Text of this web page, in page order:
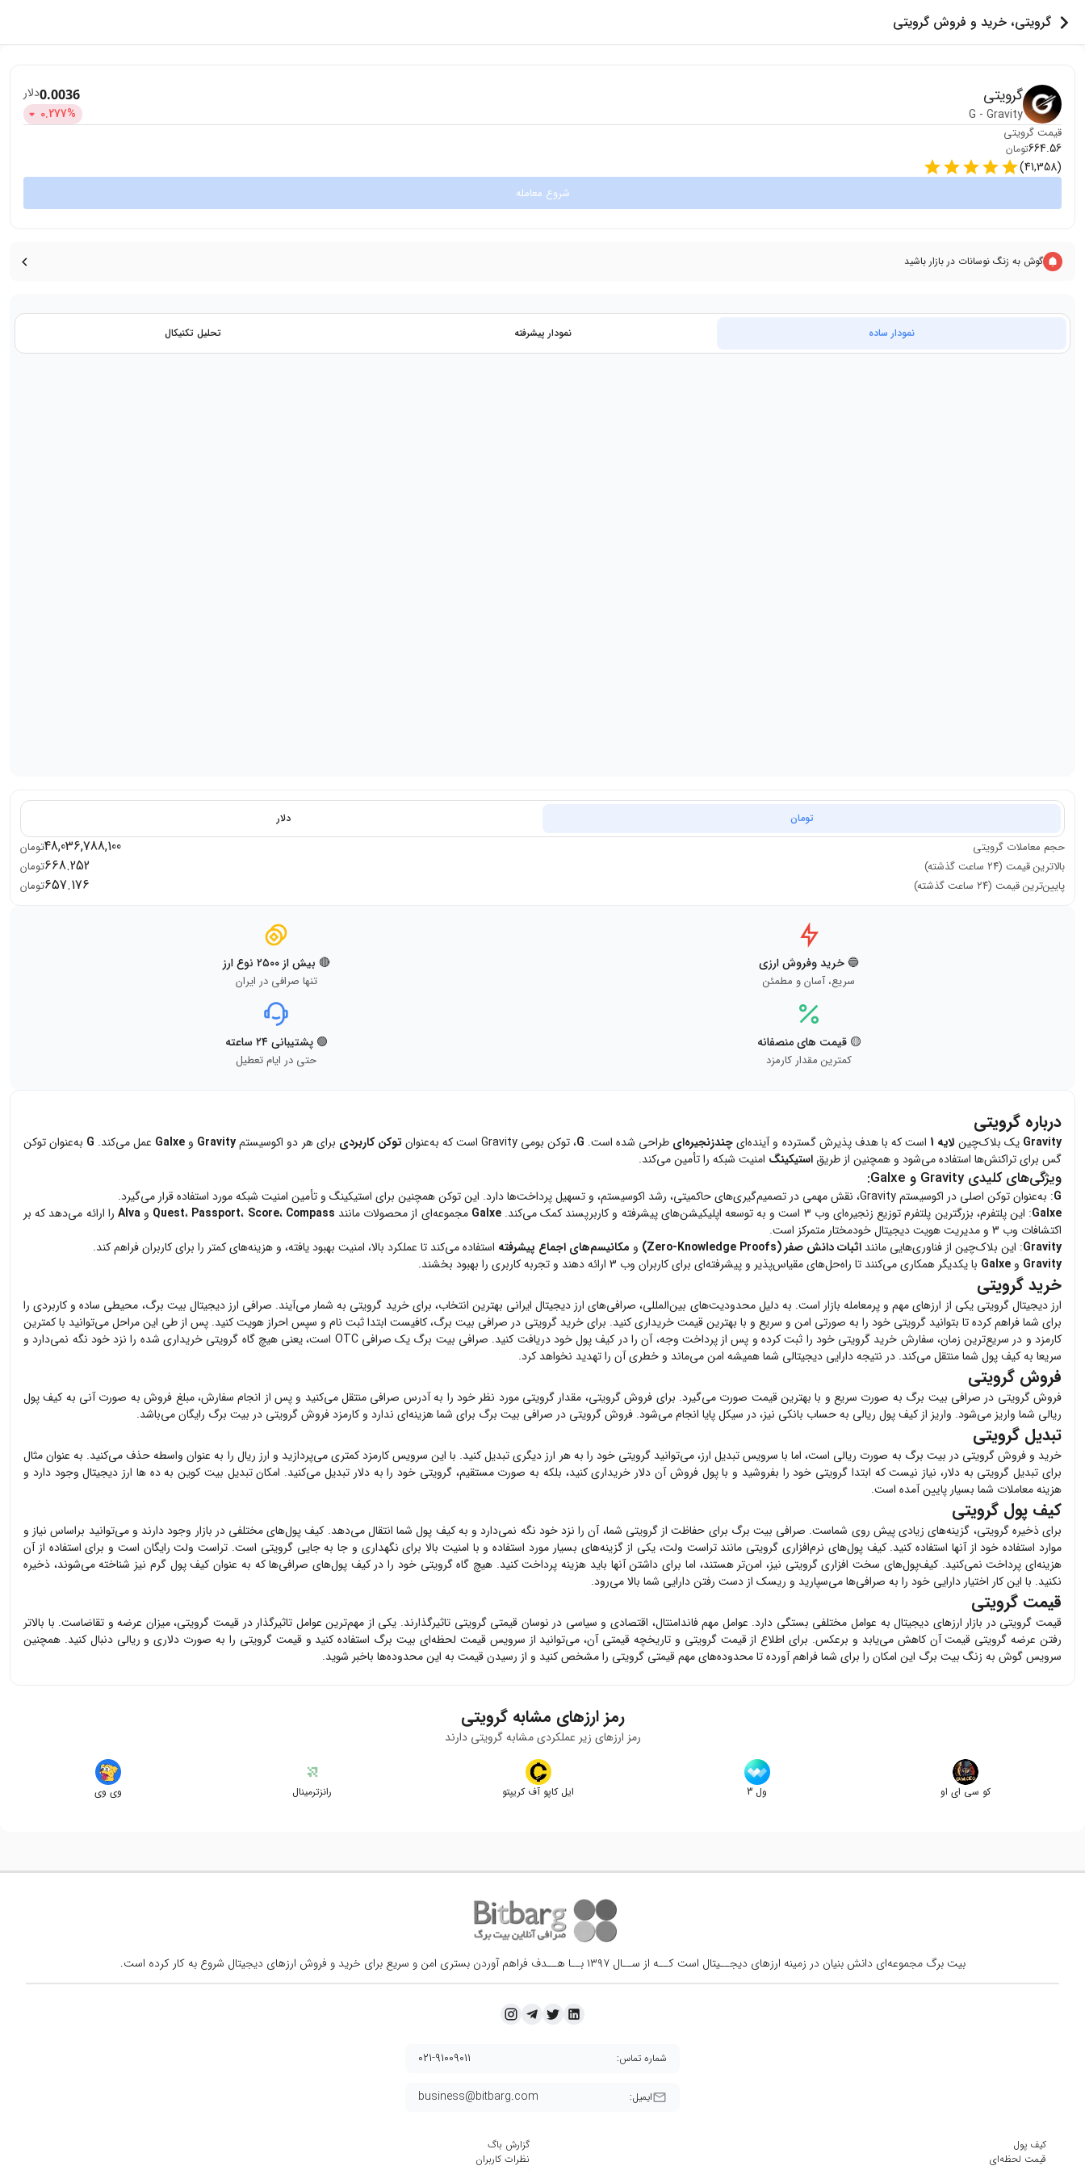
گرویتی، خرید و فروش گرویتی
گرویتی
G - Gravity
0.0036دلار
0.277%
قیمت گرویتی
664.56تومان
(
41,358
)
شروع معامله
گوش به زنگ نوسانات در بازار باشید
نمودار ساده نمودار پیشرفته تحلیل تکنیکال
تومان دلار
حجم معاملات گرویتی 48,036,788,100تومان
بالاترین قیمت (۲۴ ساعت گذشته)
668.252تومان
پایین‌ترین قیمت (۲۴ ساعت گذشته)
657.176تومان
🔵 خرید وفروش ارزی
سریع، آسان و مطمئن
🔴 بیش از ۲۵۰۰ نوع ارز
تنها صرافی در ایران
🟡 قیمت های منصفانه
کمترین مقدار کارمزد
🟢 پشتیبانی ۲۴ ساعته
حتی در ایام تعطیل
درباره گرویتی
Gravity یک بلاک‌چین لایه 1 است که با هدف پذیرش گسترده و آینده‌ایچندزنجیره‌ای طراحی شده است. G، توکن بومی Gravity است که به‌عنوان توکن کاربردی برای هر دو اکوسیستمGravity و Galxe عمل می‌کند. G به‌عنوان توکن
گس برای تراکنش‌ها استفاده می‌شود و همچنین از طریق استیکینگ امنیت شبکه را تأمین می‌کند.
ویژگی‌های کلیدی Gravity و Galxe:
G: به‌عنوان توکن اصلی در اکوسیستم Gravity، نقش مهمی در تصمیم‌گیری‌های حاکمیتی، رشد اکوسیستم، و تسهیل پرداخت‌ها دارد. این توکن همچنین برای استیکینگ و تأمین امنیت شبکه مورد استفاده قرار می‌گیرد.
Galxe: این پلتفرم، بزرگترین پلتفرم توزیع زنجیره‌ای وب 3 است و به توسعه اپلیکیشن‌های پیشرفته و کاربرپسند کمک می‌کند. Galxe مجموعه‌ای از محصولات مانند Quest، Passport، Score، Compass وAlva را ارائه می‌دهد که بر
اکتشافات وب 3 و مدیریت هویت دیجیتال خودمختار متمرکز است.
Gravity: این بلاک‌چین از فناوری‌هایی مانند اثبات دانش صفر (Zero-Knowledge Proofs) و مکانیسم‌های اجماع پیشرفته استفاده می‌کند تا عملکرد بالا، امنیت بهبود یافته، و هزینه‌های کمتر را برای کاربران فراهم کند.
Gravity و Galxe با یکدیگر همکاری می‌کنند تا راه‌حل‌های مقیاس‌پذیر و پیشرفته‌ای برای کاربران وب 3 ارائه دهند و تجربه کاربری را بهبود بخشند.
خرید گرویتی
ارز دیجیتالگرویتی یکی از ارزهای مهم و پرمعامله بازار است. به دلیل محدودیت‌های بین‌المللی، صرافی‌های ارز دیجیتال ایرانی بهترین انتخاب، برای خرید گرویتی به شمار می‌آیند. صرافی ارز دیجیتال بیت برگ، محیطی ساده و کاربردی را
برای شما فراهم کرده تا بتوانیدگرویتی خود را به صورتی امن و سریع و با بهترین قیمت خریداری کنید. برای خریدگرویتی در صرافی بیت برگ، کافیست ابتدا ثبت نام و سپس احراز هویت کنید. پس از طی این مراحل می‌توانید با کمترین
کارمزد و در سریع‌ترین زمان، سفارش خرید گرویتی خود را ثبت کرده و پس از پرداخت وجه، آن را در کیف پول خود دریافت کنید. صرافی بیت برگ یک صرافی OTC است، یعنی هیچ گاه گرویتی خریداری شده را نزد خود نگه نمی‌دارد و
سریعا به کیف پول شما منتقل می‌کند. در نتیجه دارایی دیجیتالی شما همیشه امن می‌ماند و خطری آن را تهدید نخواهد کرد.
فروش گرویتی
فروشگرویتی در صرافی بیت برگ به صورت سریع و با بهترین قیمت صورت می‌گیرد. برای فروشگرویتی، مقدار گرویتی مورد نظر خود را به آدرس صرافی منتقل می‌کنید و پس از انجام سفارش، مبلغ فروش به صورت آنی به کیف پول
ریالی شما واریز می‌شود. واریز از کیف پول ریالی به حساب بانکی نیز، در سیکل پایا انجام می‌شود. فروشگرویتی در صرافی بیت برگ برای شما هزینه‌ای ندارد و کارمزد فروشگرویتی در بیت برگ رایگان می‌باشد.
تبدیل گرویتی
خرید و فروشگرویتی در بیت برگ به صورت ریالی است، اما با سرویس تبدیل ارز، می‌توانیدگرویتی خود را به هر ارز دیگری تبدیل کنید. با این سرویس کارمزد کمتری می‌پردازید و ارز ریال را به عنوان واسطه حذف می‌کنید. به عنوان مثال
برای تبدیل گرویتی به دلار، نیاز نیست که ابتدا گرویتی خود را بفروشید و با پول فروش آن دلار خریداری کنید، بلکه به صورت مستقیم،گرویتی خود را به دلار تبدیل می‌کنید. امکان تبدیل بیت کوین به ده ها ارز دیجیتال وجود دارد و
هزینه معاملات شما بسیار پایین آمده است.
کیف پول گرویتی
برای ذخیرهگرویتی، گزینه‌های زیادی پیش روی شماست. صرافی بیت برگ برای حفاظت ازگرویتی شما، آن را نزد خود نگه نمی‌دارد و به کیف پول شما انتقال می‌دهد. کیف پول‌های مختلفی در بازار وجود دارند و می‌توانید براساس نیاز و
موارد استفاده خود از آنها استفاده کنید. کیف پول‌های نرم‌افزاری گرویتی مانند تراست ولت، یکی از گزینه‌های بسیار مورد استفاده و با امنیت بالا برای نگهداری و جا به جاییگرویتی است. تراست ولت رایگان است و برای استفاده از آن
هزینه‌ای پرداخت نمی‌کنید. کیف‌پول‌های سخت افزاریگرویتی نیز، امن‌تر هستند، اما برای داشتن آنها باید هزینه پرداخت کنید. هیچ گاهگرویتی خود را در کیف پول‌های صرافی‌ها که به عنوان کیف پول گرم نیز شناخته می‌شوند، ذخیره
نکنید. با این کار اختیار دارایی خود را به صرافی‌ها می‌سپارید و ریسک از دست رفتن دارایی شما بالا می‌رود.
قیمت گرویتی
قیمت گرویتی در بازار ارزهای دیجیتال به عوامل مختلفی بستگی دارد. عوامل مهم فاندامنتال، اقتصادی و سیاسی در نوسان قیمتیگرویتی تاثیرگذارند. یکی از مهم‌ترین عوامل تاثیرگذار در قیمت گرویتی، میزان عرضه و تقاضاست. با بالاتر
رفتن عرضه گرویتی قیمت آن کاهش می‌یابد و برعکس. برای اطلاع از قیمتگرویتی و تاریخچه قیمتی آن، می‌توانید از سرویس قیمت لحظه‌ای بیت برگ استفاده کنید و قیمتگرویتی را به صورت دلاری و ریالی دنبال کنید. همچنین
سرویس گوش به زنگ بیت برگ این امکان را برای شما فراهم آورده تا محدوده‌های مهم قیمتی گرویتی را مشخص کنید و از رسیدن قیمت به این محدوده‌ها باخبر شوید.
رمز ارزهای مشابهگرویتی
رمز ارزهای زیر عملکردی مشابهگرویتی دارند
کو سی ای او ول 3 ایل کاپو آف کریپتو رانزترمینال وی وی
بیت برگ مجموعه‌ای دانش بنیان در زمینه ارزهای دیجــیتال است کــه از ســال ۱۳۹۷ بــا هــدف فراهم آوردن بستری امن و سریع برای خرید و فروش ارزهای دیجیتال شروع به کار کرده است.
ایمیل: business@bitbarg.com
شماره تماس: ۰۲۱-۹۱۰۰۹۰۱۱
کیف پول
قیمت لحظه‌ای
گزارش باگ
نظرات کاربران